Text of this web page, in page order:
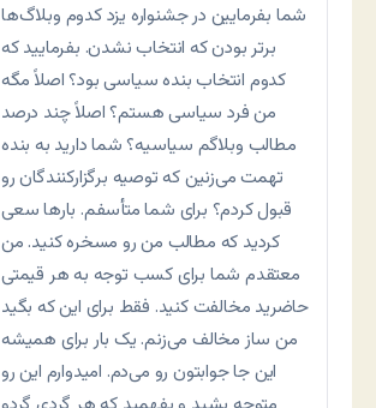
شما بفرمايين در جشنواره يزد کدوم وبلاگ‌ها
برتر بودن که انتخاب نشدن. بفرماييد که
کدوم انتخاب بنده سياسی بود؟ اصلاً مگه
من فرد سياسی هستم؟ اصلاً چند درصد
مطالب وبلاگم سياسيه؟ شما داريد به بنده
تهمت می‌زنين که توصيه برگزارکنندگان رو
قبول کردم؟ برای شما متأسفم. بارها سعی
کرديد که مطالب من رو مسخره کنيد. من
معتقدم شما برای کسب توجه به هر قيمتی
حاضريد مخالفت کنيد. فقط برای اين که بگيد
من ساز مخالف می‌زنم. يک بار برای هميشه
اين جا جوابتون رو می‌دم. اميدوارم اين رو